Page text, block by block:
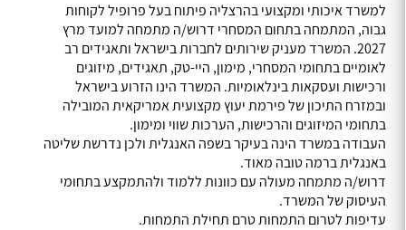
למשרד איכותי ומקצועי בהרצליה פיתוח בעל פרופיל לקוחות
גבוה, המתמחה בתחום המסחרי דרוש/ה מתמחה למועד מרץ
2027. המשרד מעניק שירותים לחברות בישראל ותאגידים רב
לאומיים בתחומי המסחרי, מימון, היי-טק, תאגידים, מיזוגים
ורכישות ועסקאות בינלאומיות. המשרד הינו הזרוע בישראל
ובמזרח התיכון של פירמת יעוץ מקצועית אמריקאית המובילה
בתחומי המיזוגים והרכישות, הערכות שווי ומימון.
העבודה במשרד הינה בעיקר בשפה האנגלית ולכן נדרשת שליטה
באנגלית ברמה טובה מאוד.
דרוש/ה מתמחה מעולה עם כוונות ללמוד ולהתמקצע בתחומי
העיסוק של המשרד.
עדיפות לטרום התמחות טרם תחילת התמחות.